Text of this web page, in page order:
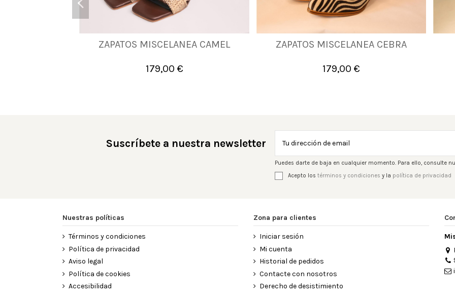
ZAPATOS MISCELANEA CAMEL
179,00 €
37 38 40 41 42
Añadir al carrito
ZAPATOS MISCELANEA CEBRA
179,00 €
36 37 38 39 40 41
Añadir al carrito
Suscríbete a nuestra newsletter
Puedes darte de baja en cualquier momento. Para ello, consulte
Acepto los términos y condiciones y la política de privacidad
Nuestras políticas
Términos y condiciones
Política de privacidad
Aviso legal
Política de cookies
Accesibilidad
Zona para clientes
Iniciar sesión
Mi cuenta
Historial de pedidos
Contacte con nosotros
Derecho de desistimiento